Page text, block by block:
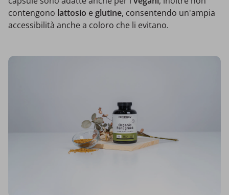
contengono lattosio e glutine, consentendo un'ampia
accessibilità anche a coloro che li evitano.